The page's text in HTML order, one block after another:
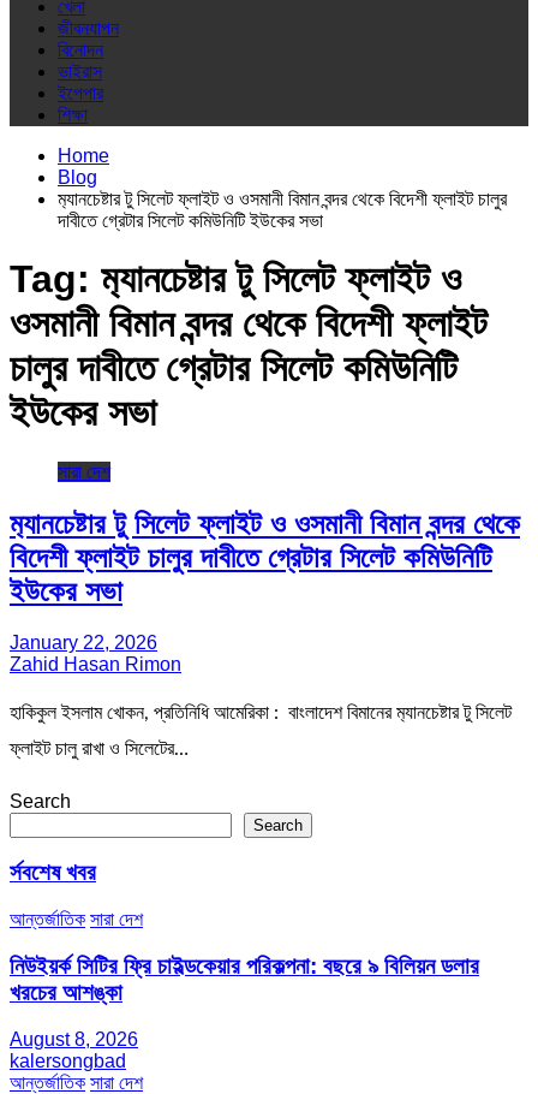
খেলা
জীবনযাপন
বিনোদন
ভাইরাস
ইপেপার
শিক্ষা
Home
Blog
ম‍্যানচেষ্টার টু সিলেট ফ্লাইট ও ওসমানী বিমান বন্দর থেকে বিদেশী ফ্লাইট চালুর
দাবীতে গ্রেটার সিলেট কমিউনিটি ইউকের সভা
Tag: ম‍্যানচেষ্টার টু সিলেট ফ্লাইট ও
ওসমানী বিমান বন্দর থেকে বিদেশী ফ্লাইট
চালুর দাবীতে গ্রেটার সিলেট কমিউনিটি
ইউকের সভা
সারা দেশ
ম‍্যানচেষ্টার টু সিলেট ফ্লাইট ও ওসমানী বিমান বন্দর থেকে
বিদেশী ফ্লাইট চালুর দাবীতে গ্রেটার সিলেট কমিউনিটি
ইউকের সভা
January 22, 2026
Zahid Hasan Rimon
হাকিকুল ইসলাম খোকন, প্রতিনিধি আমেরিকা : বাংলাদেশ বিমানের ম‍্যানচেষ্টার টু সিলেট
ফ্লাইট চালু রাখা ও সিলেটের…
Search
Search
র্সবশেষ খবর
আন্তর্জাতিক সারা দেশ
নিউইয়র্ক সিটির ফ্রি চাইল্ডকেয়ার পরিকল্পনা: বছরে ৯ বিলিয়ন ডলার
খরচের আশঙ্কা
August 8, 2026
kalersongbad
আন্তর্জাতিক সারা দেশ